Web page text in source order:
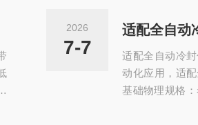
发、交叉污染
染，保障PCR
2026
7-7
适配全自动
适配全自动冷
动化应用，适
基础物理规格‌